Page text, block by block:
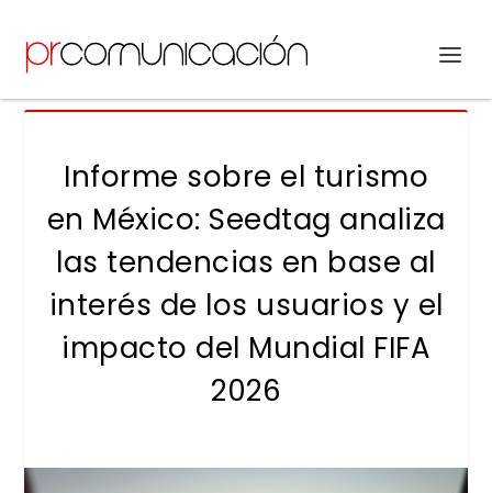
Informe sobre el turismo
en México: Seedtag analiza
las tendencias en base al
interés de los usuarios y el
impacto del Mundial FIFA
2026